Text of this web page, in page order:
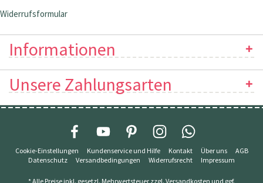
Widerrufsformular
Informationen
Unsere Zahlungsarten
Cookie-Einstellungen Kundenservice und Hilfe Kontakt Über uns
AGB
Datenschutz
Versandbedingungen Widerrufsrecht Impressum
* Alle Preise inkl. gesetzl. Mehrwertsteuer zzgl. Versandkosten und ggf.